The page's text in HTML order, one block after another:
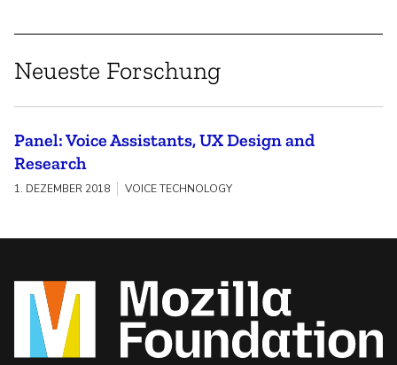
Neueste Forschung
Panel: Voice Assistants, UX Design and
Research
1. DEZEMBER 2018 VOICE TECHNOLOGY